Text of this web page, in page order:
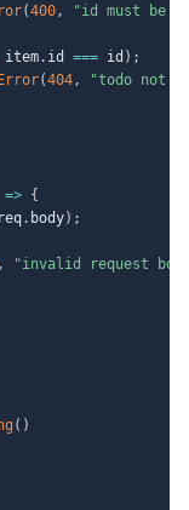
(400, "id must be
item. id === id ) ;
(404, "todo not
=> {
req. body) ;
,
"invalid request
( )